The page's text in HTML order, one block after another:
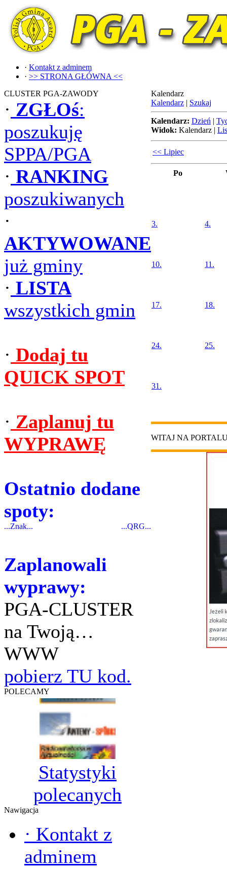
· Kontakt z adminem
· >> STRONA GŁÓWNA <<
CLUSTER PGA-ZAWODY
· ZGŁOś:
poszukuję
SPPA/PGA
· RANKING
poszukiwanych
·
AKTYWOWANE
już gminy
· LISTA
wszystkich gmin
· Dodaj tu
QUICK SPOT
· Zaplanuj tu
WYPRAWĘ
Ostatnio dodane
spoty:
...Znak... ...QRG...
Zaplanowali
wyprawy:
PGA-CLUSTER
na Twoją…
WWW
pobierz TU kod.
POLECAMY
Statystyki
polecanych
Nawigacja
· Kontakt z
adminem
Kalendarz
Kalendarz | Szukaj
Kalendarz: Dzień |
Widok: Kalendarz |
<< Lipiec
Po
3. 4.
10. 11.
17. 18.
24. 25.
31.
WITAJ NA